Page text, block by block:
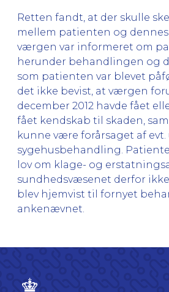
Retten fandt, at der skulle
mellem patienten og
værgen var informeret om
herunder behandlingen og
som patienten var blevet
det ikke bevist, at værgen
december 2012 havde fået
fået kendskab til skaden,
kunne være forårsaget af
sygehusbehandling.
lov om klage- og
sundhedsvæsenet derfor
blev hjemvist til fornyet
ankenævnet.